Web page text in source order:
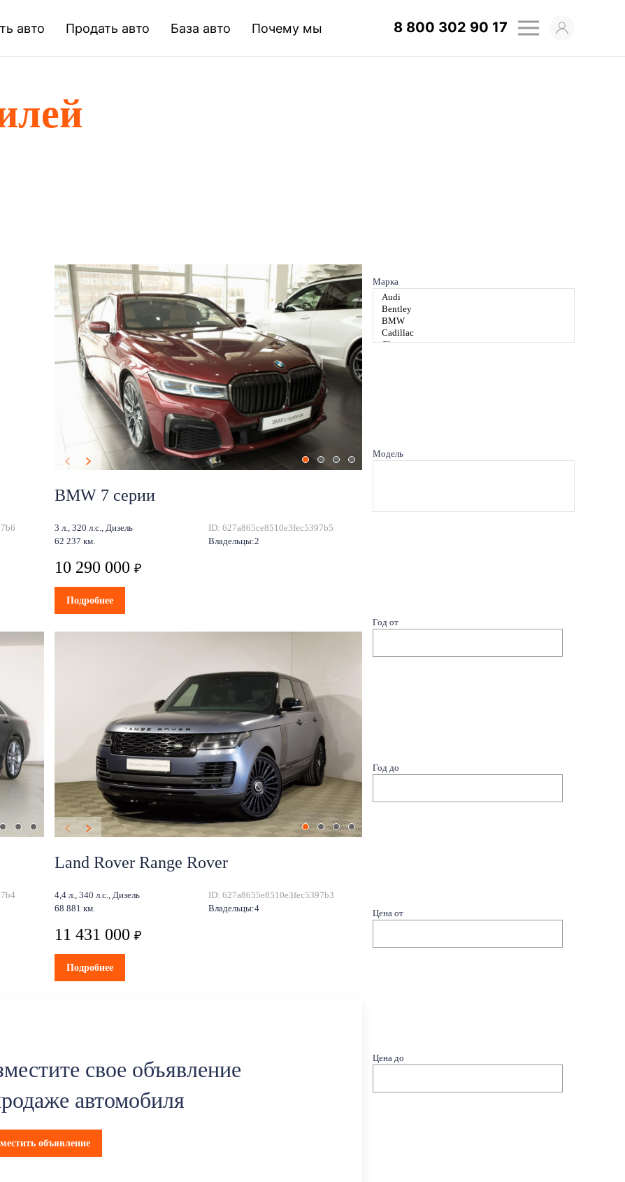
авто Продать авто База авто Почему мы 8 800 302 90 17
BMW 7 серии
3 л., 320 л.с., Дизель
ID: 627a865ce8510e3fec5397b5
62 237 км.
Владельцы:2
10 290 000 ₽
Подробнее
Land Rover Range Rover
4,4 л., 340 л.с., Дизель
ID: 627a8655e8510e3fec5397b3
68 881 км.
Владельцы:4
11 431 000 ₽
Подробнее
свое объявление
автомобиля
объявление
Марка
Модель
Год от
Год до
Цена от
Цена до